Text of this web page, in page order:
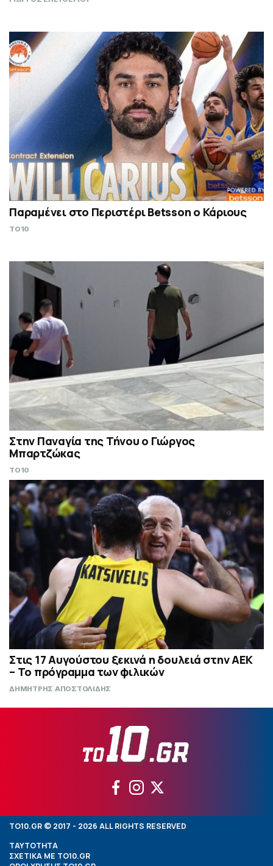
Παραμένει στο Περιστέρι Betsson ο Κάριους
TO10
Στην Παναγία της Τήνου ο Γιώργος
Μπαρτζώκας
TO10
Στις 17 Αυγούστου ξεκινά η δουλειά στην ΑΕΚ
– Το πρόγραμμα των φιλικών
ΔΗΜΗΤΡΗΣ ΑΠΟΣΤΟΛΙΔΗΣ
TO10.GR © 2017 - 2026 ALL RIGHTS RESERVED
ΤΑΥΤΟΤΗΤΑ
ΣΧΕΤΙΚΑ ΜΕ TO10.GR